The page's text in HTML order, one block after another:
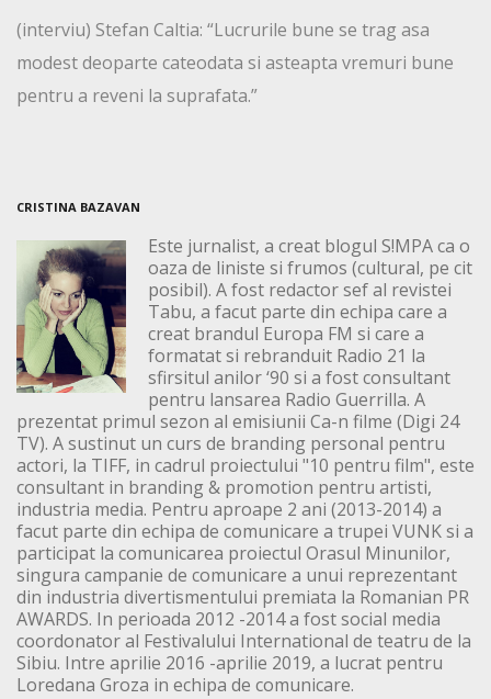
(interviu) Stefan Caltia: “Lucrurile bune se trag asa
modest deoparte cateodata si asteapta vremuri bune
pentru a reveni la suprafata.”
CRISTINA BAZAVAN
Este jurnalist, a creat blogul S!MPA ca o
oaza de liniste si frumos (cultural, pe cit
posibil). A fost redactor sef al revistei
Tabu, a facut parte din echipa care a
creat brandul Europa FM si care a
formatat si rebranduit Radio 21 la
sfirsitul anilor ‘90 si a fost consultant
pentru lansarea Radio Guerrilla. A
prezentat primul sezon al emisiunii Ca-n filme (Digi 24
TV). A sustinut un curs de branding personal pentru
actori, la TIFF, in cadrul proiectului "10 pentru film", este
consultant in branding & promotion pentru artisti,
industria media. Pentru aproape 2 ani (2013-2014) a
facut parte din echipa de comunicare a trupei VUNK si a
participat la comunicarea proiectul Orasul Minunilor,
singura campanie de comunicare a unui reprezentant
din industria divertismentului premiata la Romanian PR
AWARDS. In perioada 2012 -2014 a fost social media
coordonator al Festivalului International de teatru de la
Sibiu. Intre aprilie 2016 -aprilie 2019, a lucrat pentru
Loredana Groza in echipa de comunicare.